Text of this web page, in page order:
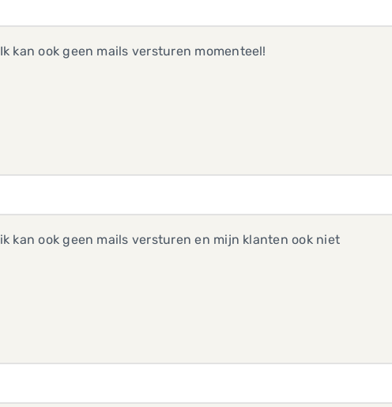
Ik kan ook geen mails versturen momenteel!
ik kan ook geen mails versturen en mijn klanten ook niet